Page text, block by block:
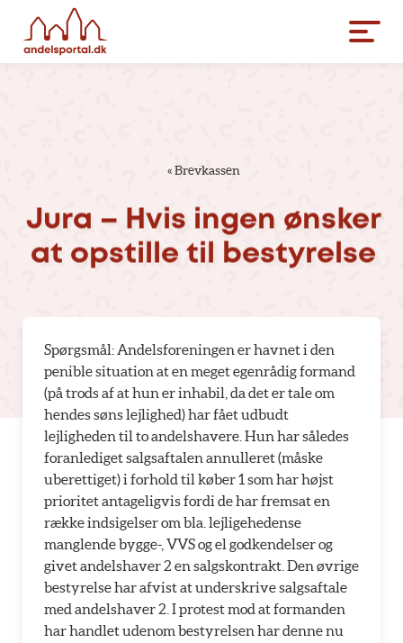
«Brevkassen
Jura – Hvis ingen ønsker
at opstille til bestyrelse
Spørgsmål: Andelsforeningen er havnet i den
penible situation at en meget egenrådig formand
(på trods af at hun er inhabil, da det er tale om
hendes søns lejlighed) har fået udbudt
lejligheden til to andelshavere. Hun har således
foranlediget salgsaftalen annulleret (måske
uberettiget) i forhold til køber 1 som har højst
prioritet antageligvis fordi de har fremsat en
række indsigelser om bla. lejligehedense
manglende bygge-, VVS og el godkendelser og
givet andelshaver 2 en salgskontrakt. Den øvrige
bestyrelse har afvist at underskrive salgsaftale
med andelshaver 2. I protest mod at formanden
har handlet udenom bestyrelsen har denne nu